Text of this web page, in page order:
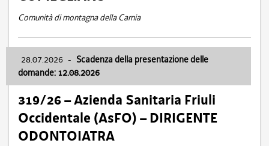
Comunità di montagna della Carnia
28.07.2026 - Scadenza della presentazione delle
domande: 12.08.2026
319/26 – Azienda Sanitaria Friuli
Occidentale (AsFO) – DIRIGENTE
ODONTOIATRA